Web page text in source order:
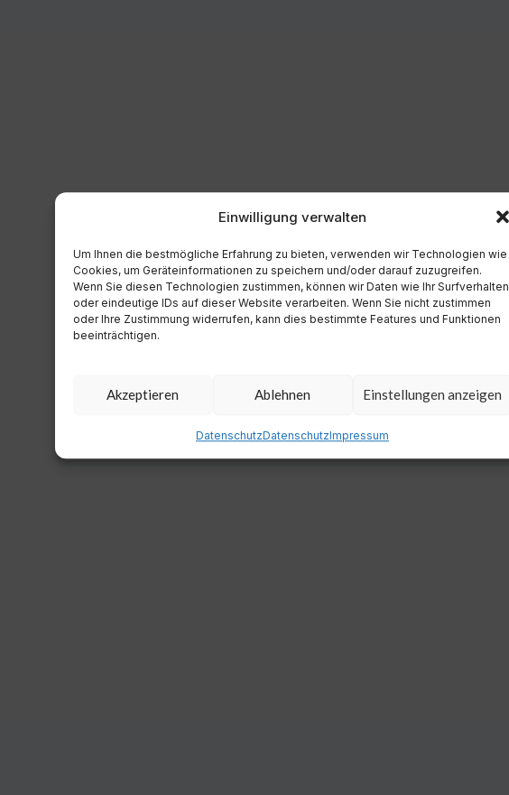
Einwilligung verwalten
Um Ihnen die bestmögliche Erfahrung zu bieten, verwenden wir Technologien wie
Cookies, um Geräteinformationen zu speichern und/oder darauf zuzugreifen.
Wenn Sie diesen Technologien zustimmen, können wir Daten wie Ihr Surfverhalten
oder eindeutige IDs auf dieser Website verarbeiten. Wenn Sie nicht zustimmen
oder Ihre Zustimmung widerrufen, kann dies bestimmte Features und Funktionen
beeinträchtigen.
Akzeptieren Ablehnen Einstellungen anzeigen
DatenschutzDatenschutzImpressum